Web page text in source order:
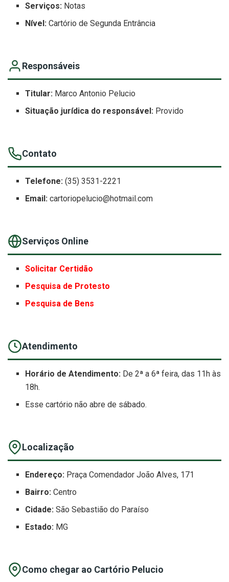
Serviços: Notas
Nível: Cartório de Segunda Entrância
Responsáveis
Titular: Marco Antonio Pelucio
Situação jurídica do responsável: Provido
Contato
Telefone: (35) 3531-2221
Email: cartoriopelucio@hotmail.com
Serviços Online
Solicitar Certidão
Pesquisa de Protesto
Pesquisa de Bens
Atendimento
Horário de Atendimento: De 2ª a 6ª feira, das 11h às
18h.
Esse cartório não abre de sábado.
Localização
Endereço: Praça Comendador João Alves, 171
Bairro: Centro
Cidade: São Sebastião do Paraíso
Estado: MG
Como chegar ao Cartório Pelucio